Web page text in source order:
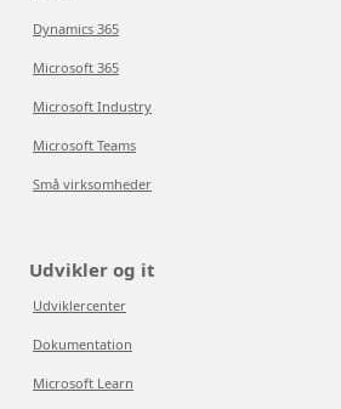
Dynamics 365
Microsoft 365
Microsoft Industry
Microsoft Teams
Små virksomheder
Udvikler og it
Udviklercenter
Dokumentation
Microsoft Learn